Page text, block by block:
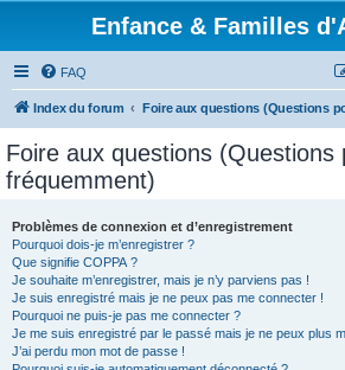
Enfance & Familles
FAQ
Index du forum Foire aux questions (Questions
Foire aux questions (Questions
fréquemment)
Problèmes de connexion et d’enregistrement
Pourquoi dois-je m’enregistrer ?
Que signifie COPPA ?
Je souhaite m’enregistrer, mais je n’y parviens pas !
Je suis enregistré mais je ne peux pas me connecter !
Pourquoi ne puis-je pas me connecter ?
Je me suis enregistré par le passé mais je ne peux plus
J’ai perdu mon mot de passe !